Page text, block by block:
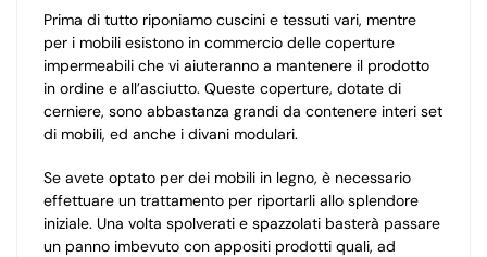
Prima di tutto riponiamo cuscini e tessuti vari, mentre
per i mobili esistono in commercio delle coperture
impermeabili che vi aiuteranno a mantenere il prodotto
in ordine e all’asciutto. Queste coperture, dotate di
cerniere, sono abbastanza grandi da contenere interi set
di mobili, ed anche i divani modulari.
Se avete optato per dei mobili in legno, è necessario
effettuare un trattamento per riportarli allo splendore
iniziale. Una volta spolverati e spazzolati basterà passare
un panno imbevuto con appositi prodotti quali, ad